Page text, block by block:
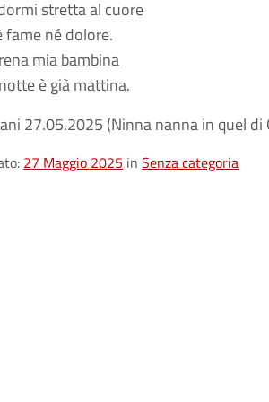
stretta al cuore
fame né dolore.
mia bambina
è già mattina.
27.05.2025 (Ninna nanna in quel di
27 Maggio 2025 in Senza categoria